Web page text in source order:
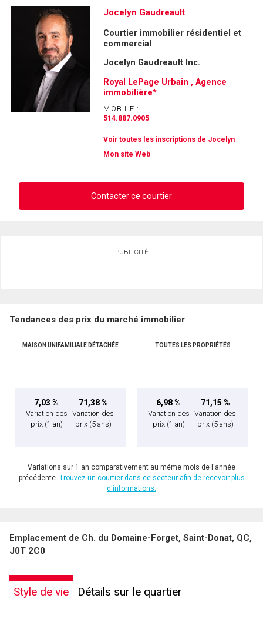
Jocelyn Gaudreault
Courtier immobilier résidentiel et
commercial
Jocelyn Gaudreault Inc.
Royal LePage Urbain , Agence
immobilière*
MOBILE :
514.887.0905
Voir toutes les inscriptions de Jocelyn
Mon site Web
Contacter ce courtier
Téléphone
vous nous fournissez l'autorisation écrite de communiquer avec vous.
PUBLICITÉ
Tendances des prix du marché immobilier
MAISON UNIFAMILIALE DÉTACHÉE
7,03 %
Variation des
prix (1 an)
71,38 %
Variation des
prix (5 ans)
TOUTES LES PROPRIÉTÉS
6,98 %
Variation des
prix (1 an)
71,15 %
Variation des
prix (5 ans)
Variations sur 1 an comparativement au même mois de l'année
précédente. Trouvez un courtier dans ce secteur afin de recevoir plus
d'informations.
Emplacement de Ch. du Domaine-Forget, Saint-Donat, QC,
J0T 2C0
Style de vie Détails sur le quartier